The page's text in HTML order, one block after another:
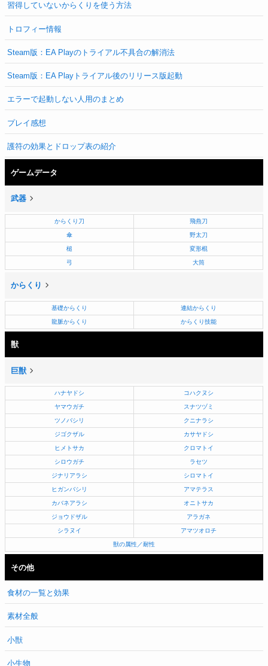
習得していないからくりを使う方法
トロフィー情報
Steam版：EA Playのトライアル不具合の解消法
Steam版：EA Playトライアル後のリリース版起動
エラーで起動しない人用のまとめ
プレイ感想
護符の効果とドロップ表の紹介
ゲームデータ
武器
からくり刀 飛燕刀
傘 野太刀
槌 変形棍
弓 大筒
からくり
基礎からくり 連結からくり
龍脈からくり からくり技能
獣
巨獣
ハナヤドシ コハクヌシ
ヤマウガチ スナツヅミ
ツノバシリ クニナラシ
ジゴクザル カサヤドシ
ヒメトサカ クロマトイ
シロウガチ ラセツ
ジナリアラシ シロマトイ
ヒガンバシリ アマテラス
カバネアラシ オニトサカ
ジョウドザル アラガネ
シラヌイ アマツオロチ
獣の属性／耐性
その他
食材の一覧と効果
素材全般
小獣
小生物